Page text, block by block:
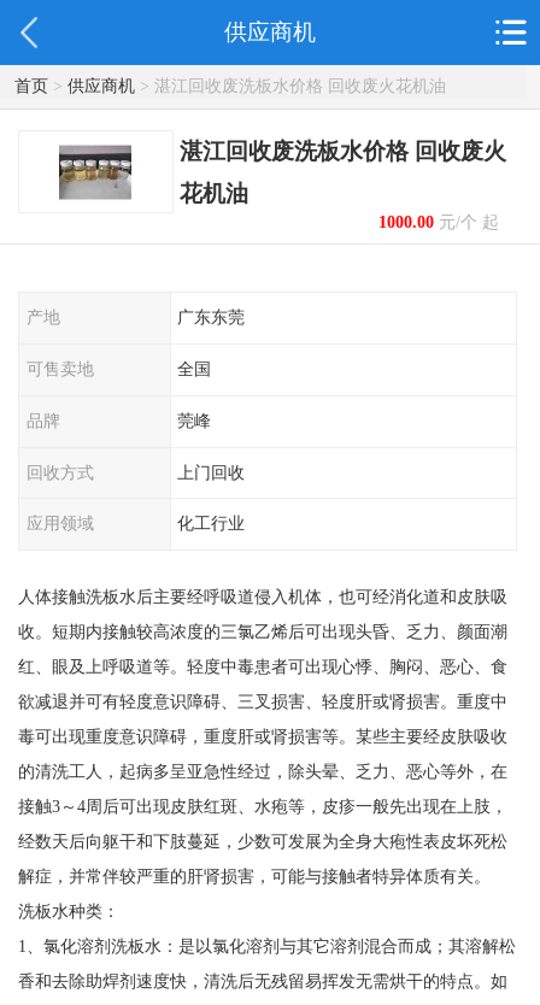
供应商机
首页> 供应商机> 湛江回收废洗板水价格 回收废火花机油
湛江回收废洗板水价格 回收废火
花机油
1000.00元/个 起
产地 广东东莞
可售卖地 全国
品牌 莞峰
回收方式 上门回收
应用领域 化工行业
人体接触洗板水后主要经呼吸道侵入机体，也可经消化道和皮肤吸
收。短期内接触较高浓度的三氯乙烯后可出现头昏、乏力、颜面潮
红、眼及上呼吸道等。轻度中毒患者可出现心悸、胸闷、恶心、食
欲减退并可有轻度意识障碍、三叉损害、轻度肝或肾损害。重度中
毒可出现重度意识障碍，重度肝或肾损害等。某些主要经皮肤吸收
的清洗工人，起病多呈亚急性经过，除头晕、乏力、恶心等外，在
接触3～4周后可出现皮肤红斑、水疱等，皮疹一般先出现在上肢，
经数天后向躯干和下肢蔓延，少数可发展为全身大疱性表皮坏死松
解症，并常伴较严重的肝肾损害，可能与接触者特异体质有关。
洗板水种类：
1、氯化溶剂洗板水：是以氯化溶剂与其它溶剂混合而成；其溶解松
香和去除助焊剂速度快，清洗后无残留易挥发无需烘干的特点。如